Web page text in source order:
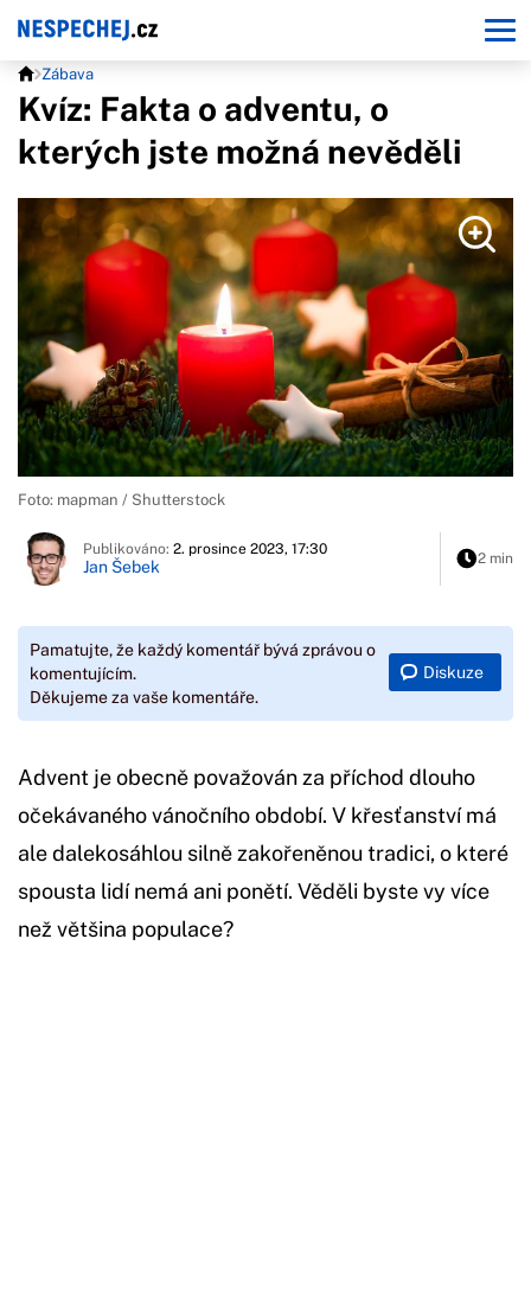
Zábava
Kvíz: Fakta o adventu, o
kterých jste možná nevěděli
Foto: mapman / Shutterstock
Publikováno: 2. prosince 2023, 17:30
Jan Šebek 2 min
Pamatujte, že každý komentář bývá zprávou o
komentujícím.
Děkujeme za vaše komentáře.
Diskuze
Advent je obecně považován za příchod dlouho
očekávaného vánočního období. V křesťanství má
ale dalekosáhlou silně zakořeněnou tradici, o které
spousta lidí nemá ani ponětí. Věděli byste vy více
než většina populace?